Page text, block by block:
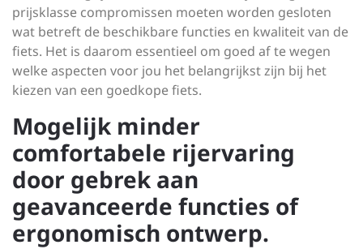
prijsklasse compromissen moeten worden gesloten
wat betreft de beschikbare functies en kwaliteit van de
fiets. Het is daarom essentieel om goed af te wegen
welke aspecten voor jou het belangrijkst zijn bij het
kiezen van een goedkope fiets.
Mogelijk minder
comfortabele rijervaring
door gebrek aan
geavanceerde functies of
ergonomisch ontwerp.